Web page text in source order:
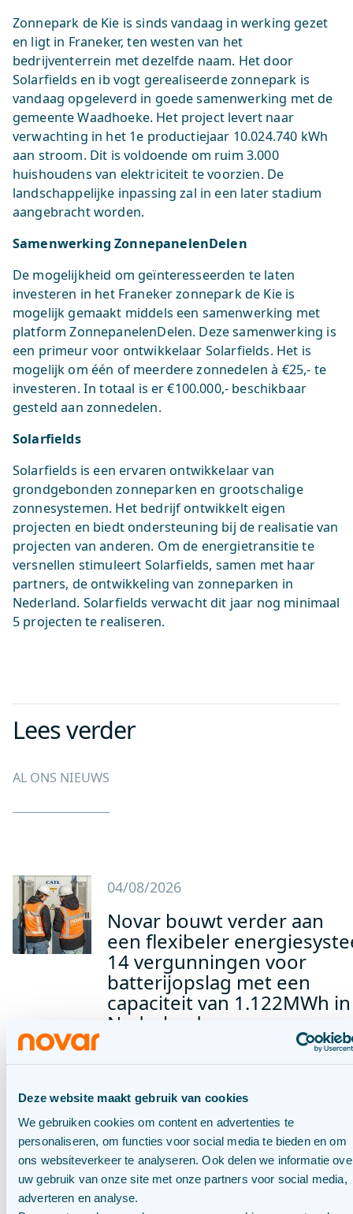
Deze website maakt gebruik van cookies
We gebruiken cookies om content en advertenties te
personaliseren, om functies voor social media te bieden en om
ons websiteverkeer te analyseren. Ook delen we informatie
uw gebruik van onze site met onze partners voor social media,
adverteren en analyse.
Zonnepark de Kie is sinds vandaag in werking gezet
en ligt in Franeker, ten westen van het
bedrijventerrein met dezelfde naam. Het door
Solarfields en ib vogt gerealiseerde zonnepark is
vandaag opgeleverd in goede samenwerking met de
gemeente Waadhoeke. Het project levert naar
verwachting in het 1e productiejaar 10.024.740 kWh
aan stroom. Dit is voldoende om ruim 3.000
huishoudens van elektriciteit te voorzien. De
landschappelijke inpassing zal in een later stadium
aangebracht worden.
Samenwerking ZonnepanelenDelen
De mogelijkheid om geïnteresseerden te laten
investeren in het Franeker zonnepark de Kie is
mogelijk gemaakt middels een samenwerking met
platform ZonnepanelenDelen. Deze samenwerking is
een primeur voor ontwikkelaar Solarfields. Het is
mogelijk om één of meerdere zonnedelen à €25,- te
investeren. In totaal is er €100.000,- beschikbaar
gesteld aan zonnedelen.
Solarfields
Solarfields is een ervaren ontwikkelaar van
grondgebonden zonneparken en grootschalige
zonnesystemen. Het bedrijf ontwikkelt eigen
projecten en biedt ondersteuning bij de realisatie van
projecten van anderen. Om de energietransitie te
versnellen stimuleert Solarfields, samen met haar
partners, de ontwikkeling van zonneparken in
Nederland. Solarfields verwacht dit jaar nog minimaal
5 projecten te realiseren.
Lees verder
AL ONS NIEUWS
04/08/2026
Novar bouwt verder aan
een flexibeler
14 vergunningen voor
batterijopslag met een
capaciteit van 1.122MWh in
Nederland
Onze Fixers: Joost
Slabbekoorn
BLOG